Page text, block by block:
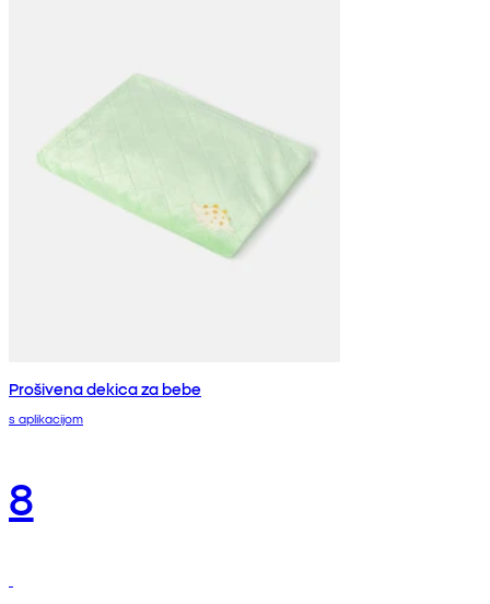
Prošivena dekica za bebe
s aplikacijom
8